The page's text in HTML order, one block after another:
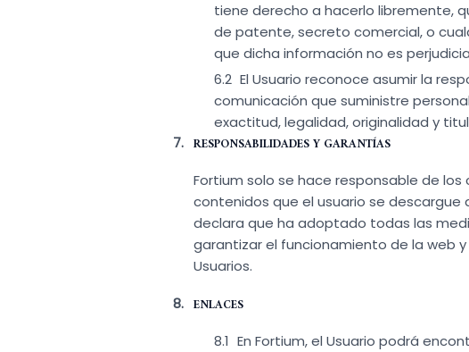
tiene derecho a hacerlo libremente,
de patente, secreto comercial, o
que dicha información no es
El Usuario reconoce asumir la
comunicación que suministre
exactitud, legalidad, originalidad y
RESPONSABILIDADES Y GARANTÍAS
Fortium solo se hace responsable de
contenidos que el usuario se
declara que ha adoptado todas las
garantizar el funcionamiento de la web
Usuarios.
ENLACES
En Fortium, el Usuario podrá